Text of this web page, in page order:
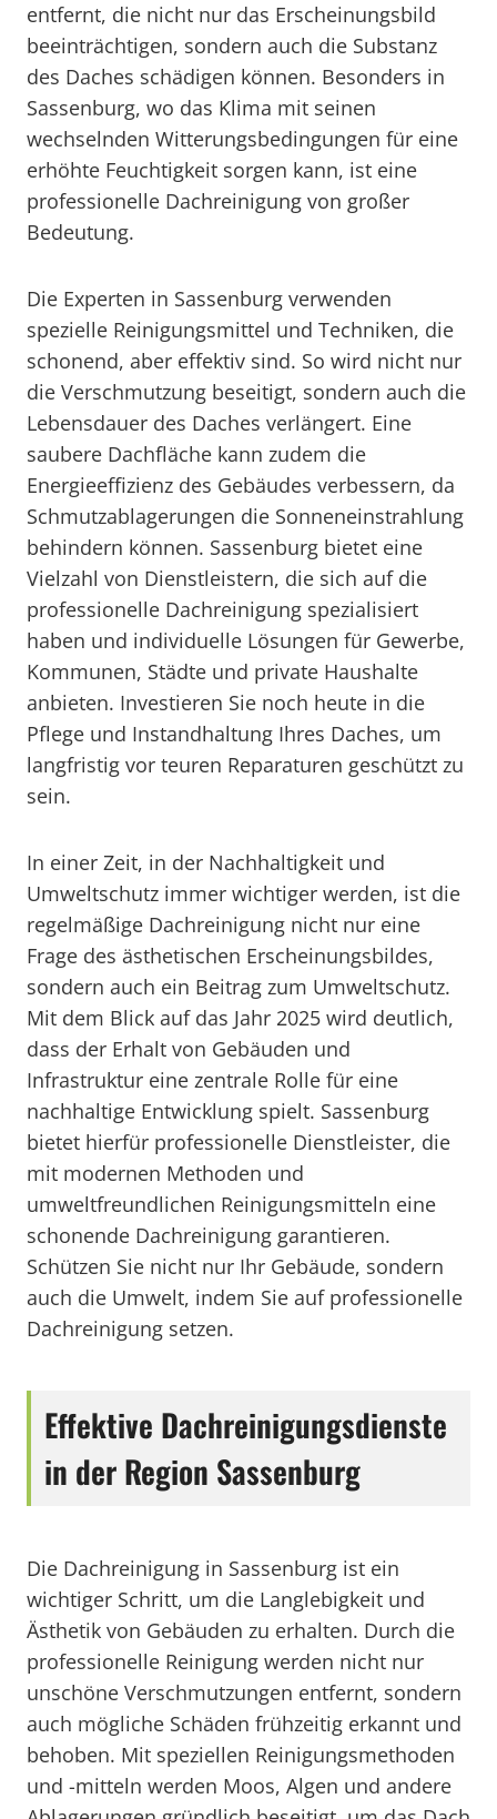
entfernt, die nicht nur das Erscheinungsbild
beeinträchtigen, sondern auch die Substanz
des Daches schädigen können. Besonders in
Sassenburg, wo das Klima mit seinen
wechselnden Witterungsbedingungen für eine
erhöhte Feuchtigkeit sorgen kann, ist eine
professionelle Dachreinigung von großer
Bedeutung.
Die Experten in Sassenburg verwenden
spezielle Reinigungsmittel und Techniken, die
schonend, aber effektiv sind. So wird nicht nur
die Verschmutzung beseitigt, sondern auch die
Lebensdauer des Daches verlängert. Eine
saubere Dachfläche kann zudem die
Energieeffizienz des Gebäudes verbessern, da
Schmutzablagerungen die Sonneneinstrahlung
behindern können. Sassenburg bietet eine
Vielzahl von Dienstleistern, die sich auf die
professionelle Dachreinigung spezialisiert
haben und individuelle Lösungen für Gewerbe,
Kommunen, Städte und private Haushalte
anbieten. Investieren Sie noch heute in die
Pflege und Instandhaltung Ihres Daches, um
langfristig vor teuren Reparaturen geschützt zu
sein.
In einer Zeit, in der Nachhaltigkeit und
Umweltschutz immer wichtiger werden, ist die
regelmäßige Dachreinigung nicht nur eine
Frage des ästhetischen Erscheinungsbildes,
sondern auch ein Beitrag zum Umweltschutz.
Mit dem Blick auf das Jahr 2025 wird deutlich,
dass der Erhalt von Gebäuden und
Infrastruktur eine zentrale Rolle für eine
nachhaltige Entwicklung spielt. Sassenburg
bietet hierfür professionelle Dienstleister, die
mit modernen Methoden und
umweltfreundlichen Reinigungsmitteln eine
schonende Dachreinigung garantieren.
Schützen Sie nicht nur Ihr Gebäude, sondern
auch die Umwelt, indem Sie auf professionelle
Dachreinigung setzen.
Effektive Dachreinigungsdienste
in der Region Sassenburg
Die Dachreinigung in Sassenburg ist ein
wichtiger Schritt, um die Langlebigkeit und
Ästhetik von Gebäuden zu erhalten. Durch die
professionelle Reinigung werden nicht nur
unschöne Verschmutzungen entfernt, sondern
auch mögliche Schäden frühzeitig erkannt und
behoben. Mit speziellen Reinigungsmethoden
und -mitteln werden Moos, Algen und andere